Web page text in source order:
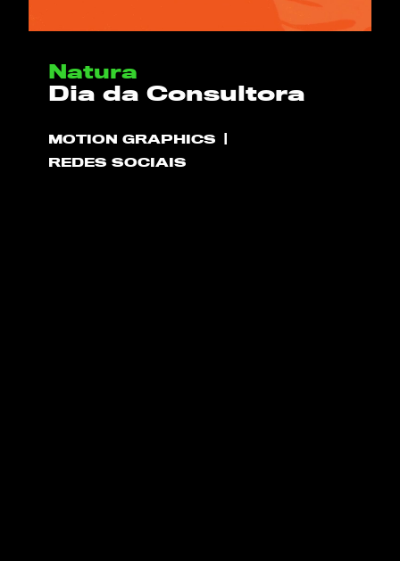
Natura
Dia da Consultora
MOTION GRAPHICS
REDES SOCIAIS